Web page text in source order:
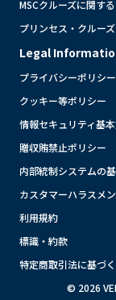
MSCクルーズに関す
プリンセス・クルー
Legal
プライバシーポリシー
クッキー等ポリシー
情報セキュリティ基
贈収賄禁止ポリシー
内部統制システムの
カスタマーハラスメ
利用規約
標識・約款
特定商取引法に基づ
© 2026